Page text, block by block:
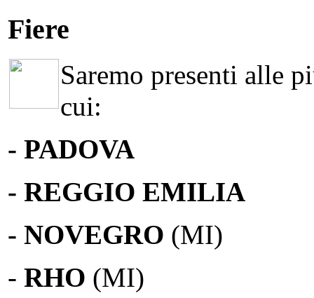
Fiere
Saremo presenti alle
cui:
- PADOVA
- REGGIO EMILIA
- NOVEGRO (MI)
- RHO (MI)